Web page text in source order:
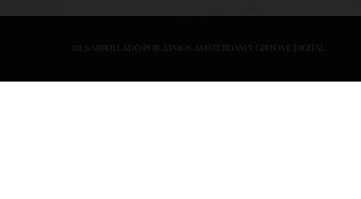
Desarrollado por Atmos.Amsterdam y Groove Digital